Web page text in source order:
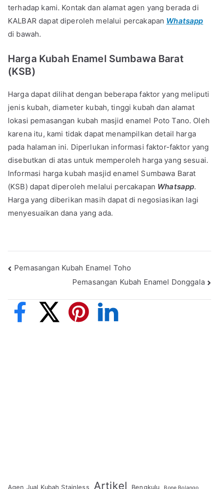
terhadap kami. Kontak dan alamat agen yang berada di
KALBAR dapat diperoleh melalui percakapan Whatsapp
di bawah.
Harga Kubah Enamel Sumbawa Barat
(KSB)
Harga dapat dilihat dengan beberapa faktor yang meliputi
jenis kubah, diameter kubah, tinggi kubah dan alamat
lokasi pemasangan kubah masjid enamel Poto Tano. Oleh
karena itu, kami tidak dapat menampilkan detail harga
pada halaman ini. Diperlukan informasi faktor-faktor yang
disebutkan di atas untuk memperoleh harga yang sesuai.
Informasi harga kubah masjid enamel Sumbawa Barat
(KSB) dapat diperoleh melalui percakapan Whatsapp.
Harga yang diberikan masih dapat di negosiasikan lagi
menyesuaikan dana yang ada.
Pemasangan Kubah Enamel Toho
Pemasangan Kubah Enamel Donggala
Agen Jual Kubah Stainless Artikel Bengkulu Bone Bolango